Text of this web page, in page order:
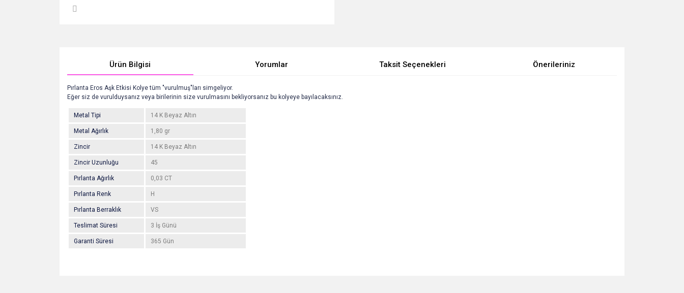
Ürün Bilgisi Yorumlar Taksit Seçenekleri Önerileriniz
Pırlanta Eros Aşk Etkisi Kolye tüm "vurulmuş"ları simgeliyor.
Eğer siz de vurulduysanız veya birilerinin size vurulmasını bekliyorsanız bu kolyeye bayılacaksınız.
Metal Tipi 14 K Beyaz Altın
Metal Ağırlık 1,80 gr
Zincir 14 K Beyaz Altın
Zincir Uzunluğu 45
Pırlanta Ağırlık 0,03 CT
Pırlanta Renk H
Pırlanta Berraklık VS
Teslimat Süresi 3 İş Günü
Garanti Süresi 365 Gün